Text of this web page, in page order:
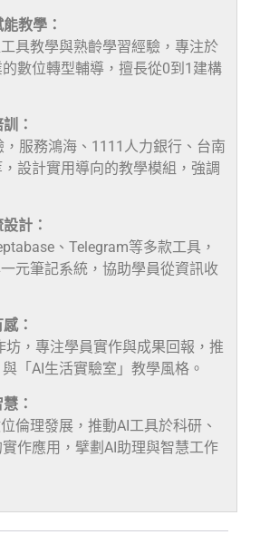
教學：
具教學與熟齡學習經驗，專注於
數位轉型輔導，擅長從0到1建構
：
服務鴻海、1111人力銀行、台南
設計實用導向的教學模組，強調
計：
、Telegram等多款工具，
元筆記系統，協助學員從資訊收
：
坊，專注學員實作與成果回報，推
「AI生活實驗室」教學風格。
：
倫理發展，推動AI工具於科研、
作應用，擘劃AI助理與智慧工作